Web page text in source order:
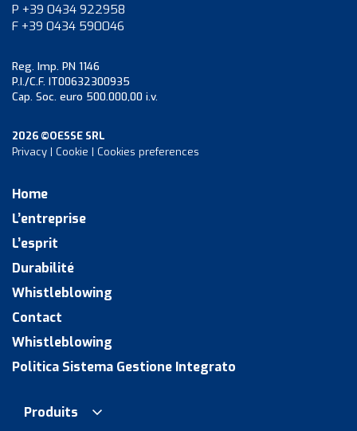
P +39 0434 922958
F +39 0434 590046
Reg. Imp. PN 1146
P.I./C.F. IT00632300935
Cap. Soc. euro 500.000,00 i.v.
2026 ©OESSE SRL
Privacy | Cookie | Cookies preferences
Home
L’entreprise
L’esprit
Durabilité
Whistleblowing
Contact
Whistleblowing
Politica Sistema Gestione Integrato
Produits